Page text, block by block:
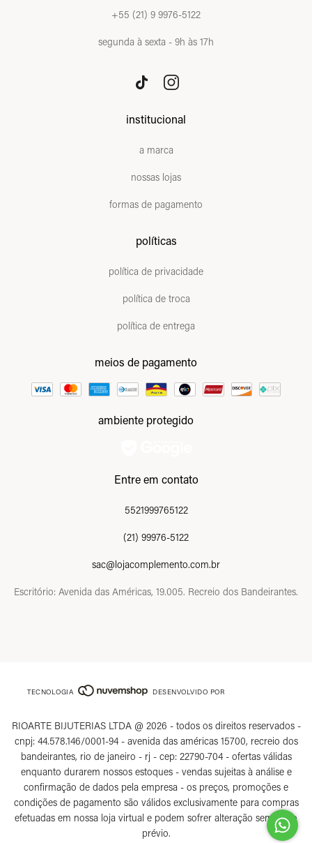
+55 (21) 9 9976-5122
segunda à sexta - 9h às 17h
institucional
a marca
nossas lojas
formas de pagamento
políticas
política de privacidade
política de troca
política de entrega
meios de pagamento
ambiente protegido
Entre em contato
5521999765122
(21) 99976-5122
sac@lojacomplemento.com.br
Escritório: Avenida das Américas, 19.005. Recreio dos Bandeirantes.
TECNOLOGIA DESENVOLVIDO POR
RIOARTE BIJUTERIAS LTDA @ 2026 - todos os direitos reservados -
cnpj: 44.578.146/0001-94 - avenida das américas 15700, recreio dos
bandeirantes, rio de janeiro - rj - cep: 22790-704 - ofertas válidas
enquanto durarem nossos estoques - vendas sujeitas à análise e
confirmação de dados pela empresa - os preços, promoções e
condições de pagamento são válidos exclusivamente para compras
efetuadas em nossa loja virtual e podem sofrer alteração sem aviso
prévio.